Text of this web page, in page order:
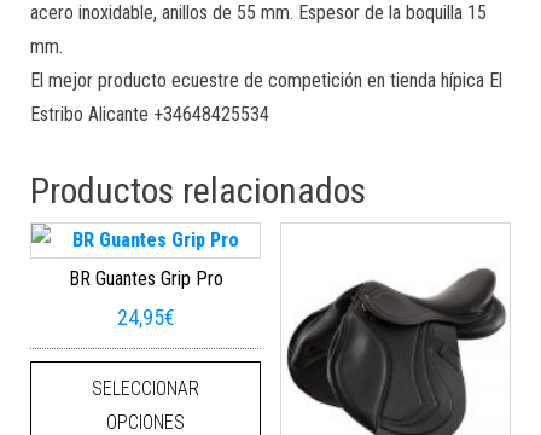
acero inoxidable, anillos de 55 mm. Espesor de la boquilla 15
mm.
El mejor producto ecuestre de competición en tienda hípica El
Estribo Alicante +34648425534
Productos relacionados
BR Guantes Grip Pro
24,95€
SELECCIONAR
OPCIONES
Este producto tiene múltiples